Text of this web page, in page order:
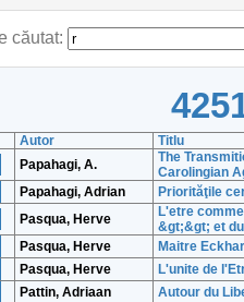
căutat:
Autor Titlu
Papahagi, A.
The
Carolingian
Papahagi, Adrian Priorităţile
Pasqua, Herve
L'etre
&gt;&gt; et
Pasqua, Herve Maitre
Pasqua, Herve L'unite de
Pattin, Adriaan Autour du